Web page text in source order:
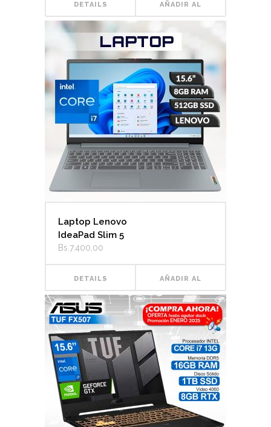
DETAILS AÑADIR AL
CARRITO
Laptop Lenovo
IdeaPad Slim 5
Bs. 7.400,00
DETAILS AÑADIR AL
CARRITO